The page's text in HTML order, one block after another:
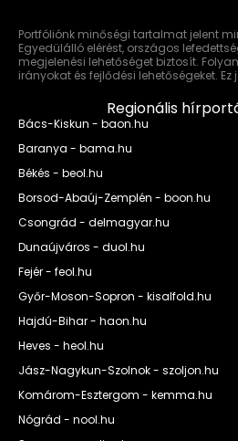
Portfóliónk minőségi tartalmat jelent
Egyedülálló elérést, országos
megjelenési lehetőséget biztosít.
irányokat és fejlődési lehetőségeket.
Regionális
Bács-Kiskun - baon.hu
Baranya - bama.hu
Békés - beol.hu
Borsod-Abaúj-Zemplén - boon.hu
Csongrád - delmagyar.hu
Dunaújváros - duol.hu
Fejér - feol.hu
Győr-Moson-Sopron - kisalfold.hu
Hajdú-Bihar - haon.hu
Heves - heol.hu
Jász-Nagykun-Szolnok - szoljon.hu
Komárom-Esztergom - kemma.hu
Nógrád - nool.hu